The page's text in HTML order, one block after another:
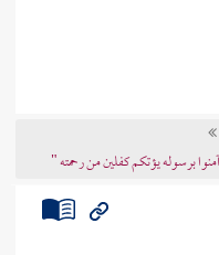
برسوله يؤتكم كفلين من رحمته "